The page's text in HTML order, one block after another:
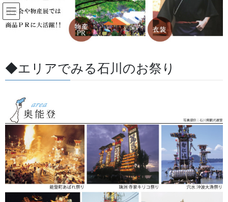
コ
ン
テ
移
動
ナ
ビ
ゲ
ン
に
すべての記事
すべての記事 お祭用品・品目
法被・はっぴ・はんてん・印半纏
2024/11/13 / 最終更新日 :
法被・はっぴ・はんてん・印半纏
お手持ちの法被・ハンテンの染衿
替えを一枚から新調できます。
◆エリアでみる石川のお祭り